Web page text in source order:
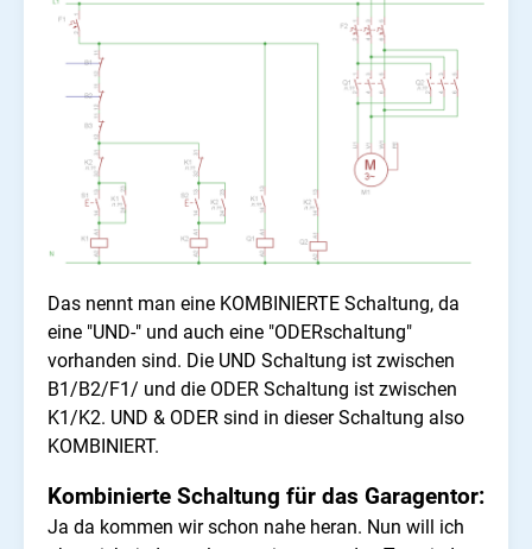
Das nennt man eine KOMBINIERTE Schaltung, da
eine "UND-" und auch eine "ODERschaltung"
vorhanden sind. Die UND Schaltung ist zwischen
B1/B2/F1/ und die ODER Schaltung ist zwischen
K1/K2. UND & ODER sind in dieser Schaltung also
KOMBINIERT.
Kombinierte Schaltung für das Garagentor:
Ja da kommen wir schon nahe heran. Nun will ich